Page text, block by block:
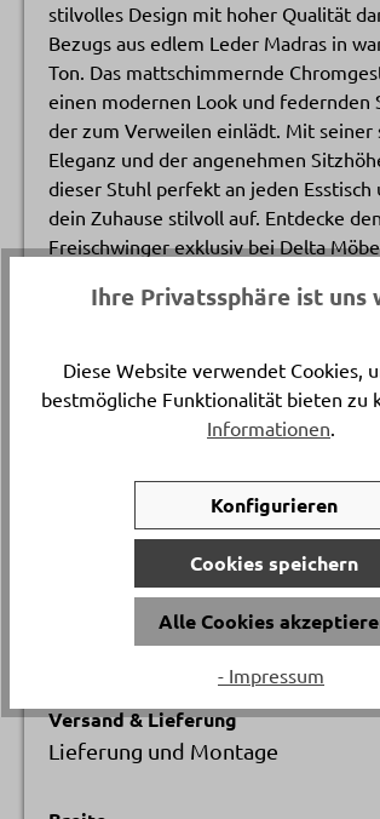
stilvolles Design mit hoher Qualität
Bezugs aus edlem Leder Madras in
Ton. Das mattschimmernde
einen modernen Look und federnden
der zum Verweilen einlädt. Mit seiner
Eleganz und der angenehmen
dieser Stuhl perfekt an jeden
dein Zuhause stilvoll auf. Entdecke den
Freischwinger exklusiv bei Delta
Wohnaccessoires. Komfort und
Katalogpreis
Gestellmaterial
Chrom matt
Versand & Lieferung
Lieferung und Montage
Ihre Privatssphäre ist uns
Diese Website verwendet Cookies,
bestmögliche Funktionalität bieten zu
Informationen.
Konfigurieren
Cookies speichern
Alle Cookies
- Impressum